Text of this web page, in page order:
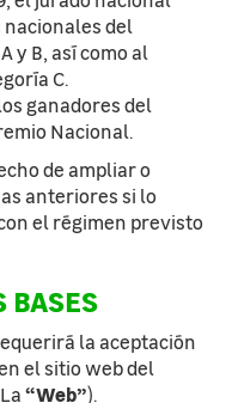
del
y B, así como al
C.
ganadores del
Nacional.
de ampliar o
anteriores si lo
el régimen previsto
BASES
la aceptación
el sitio web del
“Web”).